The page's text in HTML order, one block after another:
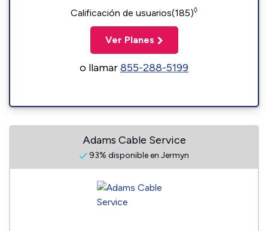
Calificación de usuarios(185)◊
Ver Planes
o llamar855-288-5199
Adams Cable Service
93% disponible en Jermyn